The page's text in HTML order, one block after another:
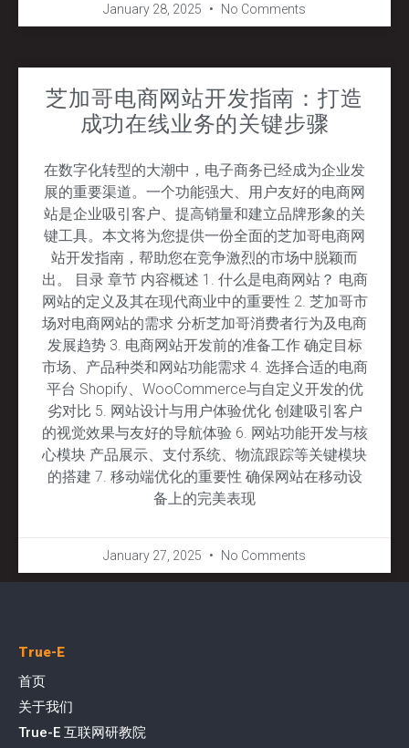
January 28, 2025 No Comments
芝加哥电商网站开发指南：打造
成功在线业务的关键步骤
在数字化转型的大潮中，电子商务已经成为企业发
展的重要渠道。一个功能强大、用户友好的电商网
站是企业吸引客户、提高销量和建立品牌形象的关
键工具。本文将为您提供一份全面的芝加哥电商网
站开发指南，帮助您在竞争激烈的市场中脱颖而
出。 目录 章节 内容概述 1. 什么是电商网站？ 电商
网站的定义及其在现代商业中的重要性 2. 芝加哥市
场对电商网站的需求 分析芝加哥消费者行为及电商
发展趋势 3. 电商网站开发前的准备工作 确定目标
市场、产品种类和网站功能需求 4. 选择合适的电商
平台 Shopify、WooCommerce与自定义开发的优
劣对比 5. 网站设计与用户体验优化 创建吸引客户
的视觉效果与友好的导航体验 6. 网站功能开发与核
心模块 产品展示、支付系统、物流跟踪等关键模块
的搭建 7. 移动端优化的重要性 确保网站在移动设
备上的完美表现
January 27, 2025 No Comments
True-E
首页
关于我们
True-E 互联网研教院